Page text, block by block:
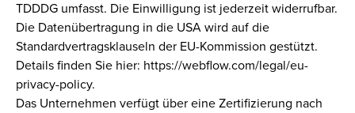
TDDDG umfasst. Die Einwilligung ist jederzeit widerrufbar.
Die Datenübertragung in die USA wird auf die
Standardvertragsklauseln der EU-Kommission gestützt.
Details finden Sie hier: https://webflow.com/legal/eu-
privacy-policy.
Das Unternehmen verfügt über eine Zertifizierung nach